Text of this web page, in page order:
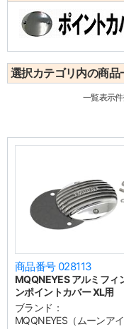
選択カテゴリ内の商品
一覧表示
商品番号 028113
MQQNEYES アルミフィ
ンポイントカバー XL用
ブランド：
MQQNEYES（ムーンアイ